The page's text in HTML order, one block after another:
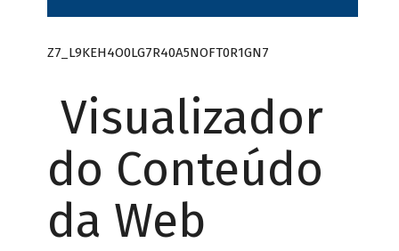
Z7_L9KEH4O0LG7R40A5NOFT0R1GN7
Visualizador
do Conteúdo
da Web